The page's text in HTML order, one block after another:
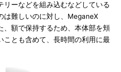
リーなどを組み込むなどしている
は難しいのに対し、MeganeX
額で保持するため、本体部を頬
ことも含めて、長時間の利用に最